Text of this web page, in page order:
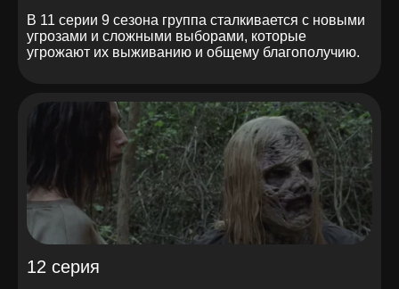
В 11 серии 9 сезона группа сталкивается с новыми
угрозами и сложными выборами, которые
угрожают их выживанию и общему благополучию.
12 серия